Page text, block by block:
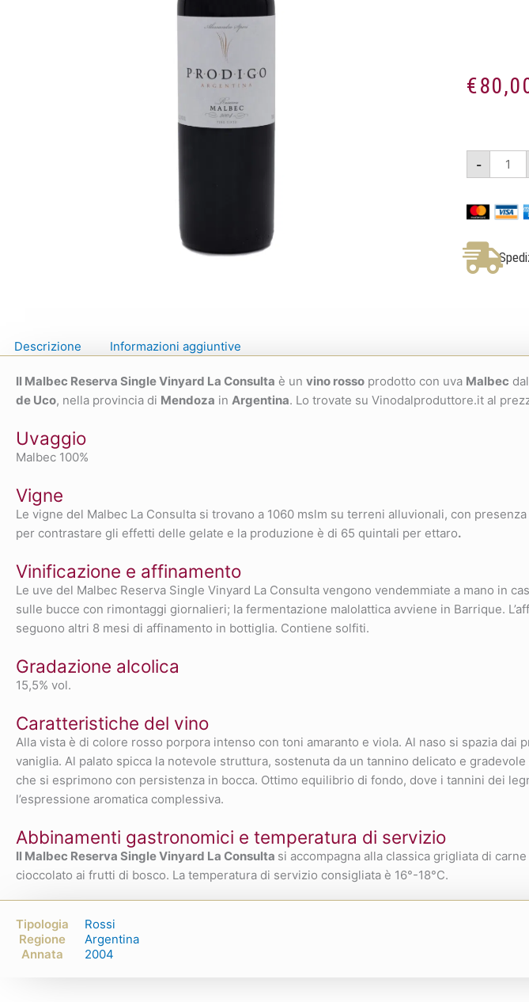
€
-
Malbec
Single
La
El
Hijo
Prodigo
Descrizione Informazioni aggiuntive
Il Malbec Reserva Single Vinyard La Consulta è un vino rosso prodotto con uva Malbec
de Uco, nella provincia di Mendoza in Argentina. Lo trovate su Vinodalproduttore.it al
Uvaggio
Malbec 100%
Vigne
Le vigne del Malbec La Consulta si trovano a 1060 mslm su terreni alluvionali, con
per contrastare gli effetti delle gelate e la produzione è di 65 quintali per ettaro.
Vinificazione e affinamento
Le uve del Malbec Reserva Single Vinyard La Consulta vengono vendemmiate a mano in
sulle bucce con rimontaggi giornalieri; la fermentazione malolattica avviene in Barrique.
seguono altri 8 mesi di affinamento in bottiglia. Contiene solfiti.
Gradazione alcolica
15,5% vol.
Caratteristiche del vino
Alla vista è di colore rosso porpora intenso con toni amaranto e viola. Al naso si spazia dai
vaniglia. Al palato spicca la notevole struttura, sostenuta da un tannino delicato e
che si esprimono con persistenza in bocca. Ottimo equilibrio di fondo, dove i tannini dei
l’espressione aromatica complessiva.
Abbinamenti gastronomici e temperatura di servizio
Il Malbec Reserva Single Vinyard La Consulta si accompagna alla classica grigliata di
cioccolato ai frutti di bosco. La temperatura di servizio consigliata è 16°-18°C.
Tipologia
Rossi
Regione
Argentina
Annata
2004